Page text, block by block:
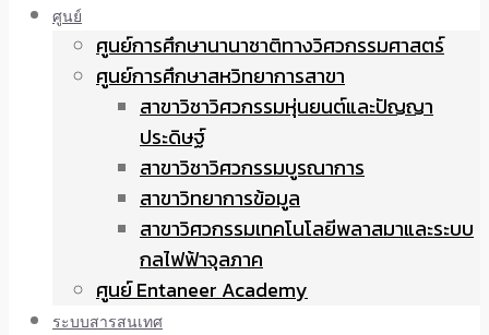
ศูนย์
ศูนย์การศึกษานานาชาติทางวิศวกรรมศาสตร์
ศูนย์การศึกษาสหวิทยาการสาขา
สาขาวิชาวิศวกรรมหุ่นยนต์และปัญญา
ประดิษฐ์
สาขาวิชาวิศวกรรมบูรณาการ
สาขาวิทยาการข้อมูล
สาขาวิศวกรรมเทคโนโลยีพลาสมาและระบบ
กลไฟฟ้าจุลภาค
ศูนย์ Entaneer Academy
ระบบสารสนเทศ